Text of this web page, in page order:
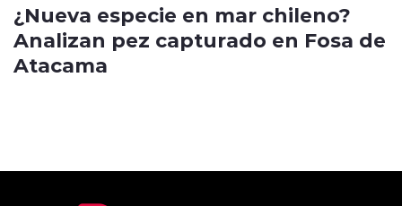
¿Nueva especie en mar chileno?
Analizan pez capturado en Fosa de
Atacama